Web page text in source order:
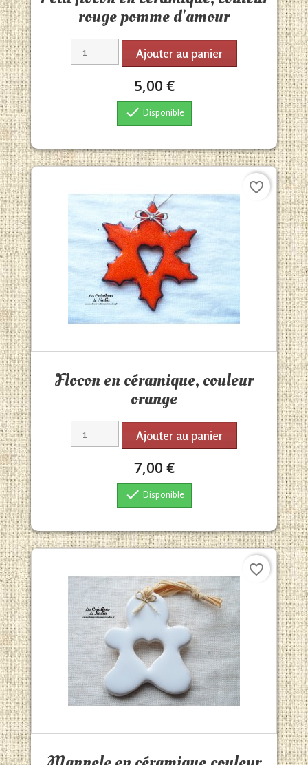
rouge pomme d'amour
Ajouter au panier
5,00 €
 Disponible
Flocon en céramique, couleur
orange
Ajouter au panier
7,00 €
 Disponible
favorite_border
favorite_border